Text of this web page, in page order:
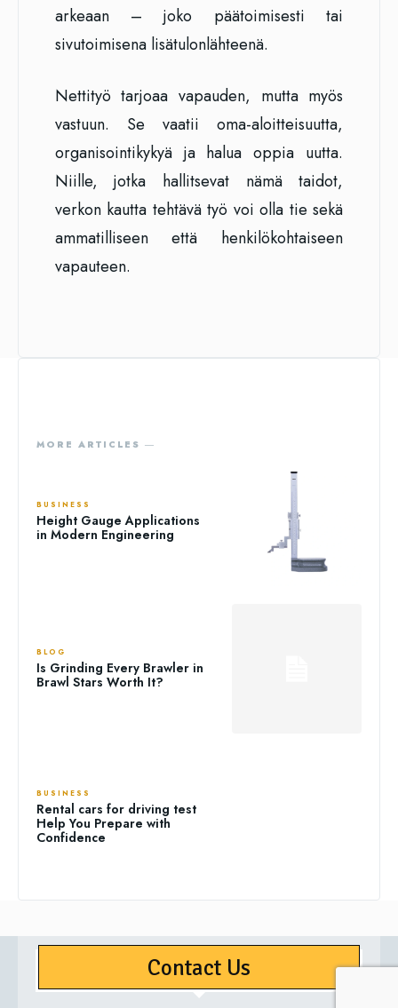
arkeaan – joko päätoimisesti tai
sivutoimisena lisätulonlähteenä.
Nettityö tarjoaa vapauden, mutta myös
vastuun. Se vaatii oma-aloitteisuutta,
organisointikykyä ja halua oppia uutta.
Niille, jotka hallitsevat nämä taidot,
verkon kautta tehtävä työ voi olla tie sekä
ammatilliseen että henkilökohtaiseen
vapauteen.
MORE ARTICLES ―
BUSINESS
Height Gauge Applications
in Modern Engineering
BLOG
Is Grinding Every Brawler in
Brawl Stars Worth It?
BUSINESS
Rental cars for driving test
Help You Prepare with
Confidence
Contact Us